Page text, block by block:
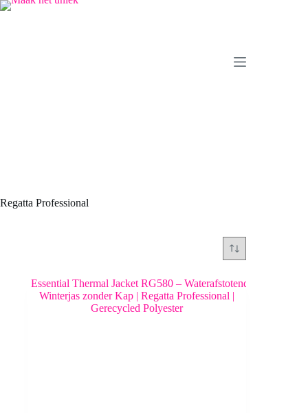
Ga
Regatta Professional